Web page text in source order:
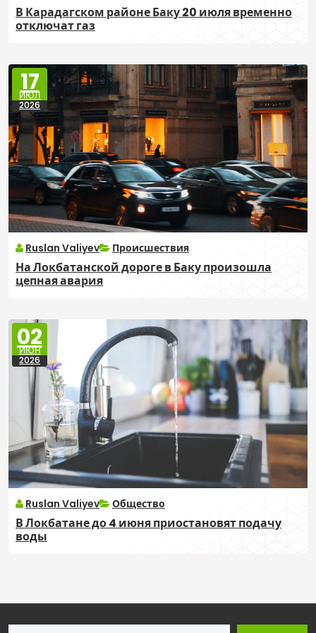
В Карадагском районе Баку 20 июля временно
отключат газ
17
ИЮЛ
2026
Ruslan Valiyev Происшествия
На Локбатанской дороге в Баку произошла
цепная авария
02
ИЮН
2026
Ruslan Valiyev Общество
В Локбатане до 4 июня приостановят подачу
воды